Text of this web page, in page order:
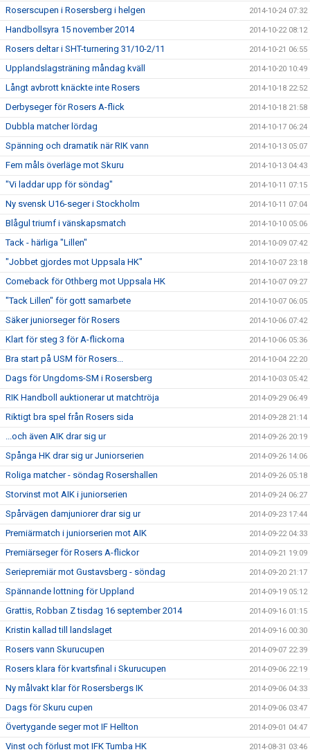
Roserscupen i Rosersberg i helgen 2014-10-24 07:32
Handbollsyra 15 november 2014 2014-10-22 08:12
Rosers deltar i SHT-turnering 31/10-2/11 2014-10-21 06:55
Upplandslagsträning måndag kväll 2014-10-20 10:49
Långt avbrott knäckte inte Rosers 2014-10-18 22:52
Derbyseger för Rosers A-flick 2014-10-18 21:58
Dubbla matcher lördag 2014-10-17 06:24
Spänning och dramatik när RIK vann 2014-10-13 05:07
Fem måls överläge mot Skuru 2014-10-13 04:43
"Vi laddar upp för söndag" 2014-10-11 07:15
Ny svensk U16-seger i Stockholm 2014-10-11 07:04
Blågul triumf i vänskapsmatch 2014-10-10 05:06
Tack - härliga "Lillen" 2014-10-09 07:42
"Jobbet gjordes mot Uppsala HK" 2014-10-07 23:18
Comeback för Othberg mot Uppsala HK 2014-10-07 09:27
"Tack Lillen" för gott samarbete 2014-10-07 06:05
Säker juniorseger för Rosers 2014-10-06 07:42
Klart för steg 3 för A-flickorna 2014-10-06 05:36
Bra start på USM för Rosers... 2014-10-04 22:20
Dags för Ungdoms-SM i Rosersberg 2014-10-03 05:42
RIK Handboll auktionerar ut matchtröja 2014-09-29 06:49
Riktigt bra spel från Rosers sida 2014-09-28 21:14
...och även AIK drar sig ur 2014-09-26 20:19
Spånga HK drar sig ur Juniorserien 2014-09-26 14:06
Roliga matcher - söndag Rosershallen 2014-09-26 05:18
Storvinst mot AIK i juniorserien 2014-09-24 06:27
Spårvägen damjuniorer drar sig ur 2014-09-23 17:44
Premiärmatch i juniorserien mot AIK 2014-09-22 04:33
Premiärseger för Rosers A-flickor 2014-09-21 19:09
Seriepremiär mot Gustavsberg - söndag 2014-09-20 21:17
Spännande lottning för Uppland 2014-09-19 05:12
Grattis, Robban Z tisdag 16 september 2014 2014-09-16 01:15
Kristin kallad till landslaget 2014-09-16 00:30
Rosers vann Skurucupen 2014-09-07 22:39
Rosers klara för kvartsfinal i Skurucupen 2014-09-06 22:19
Ny målvakt klar för Rosersbergs IK 2014-09-06 04:33
Dags för Skuru cupen 2014-09-06 03:47
Övertygande seger mot IF Hellton 2014-09-01 04:47
Vinst och förlust mot IFK Tumba HK 2014-08-31 03:46